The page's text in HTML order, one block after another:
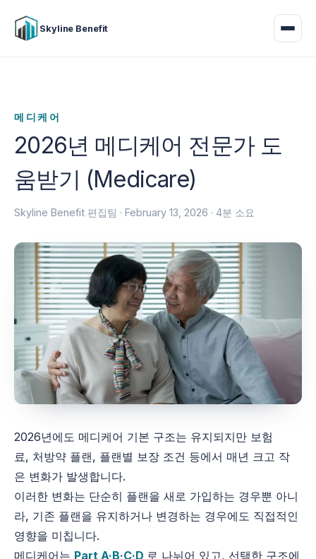
Skyline Benefit
메디케어
2026년 메디케어 전문가 도
움받기 (Medicare)
Skyline Benefit 편집팀 ·February 13, 2026 · 4분 소요
2026년에도 메디케어 기본 구조는 유지되지만 보험
료, 처방약 플랜, 플랜별 보장 조건 등에서 매년 크고 작
은 변화가 발생합니다.
이러한 변화는 단순히 플랜을 새로 가입하는 경우뿐 아니
라, 기존 플랜을 유지하거나 변경하는 경우에도 직접적인
영향을 미칩니다.
메디케어는 Part A·B·C·D 로 나뉘어 있고, 선택한 구조에